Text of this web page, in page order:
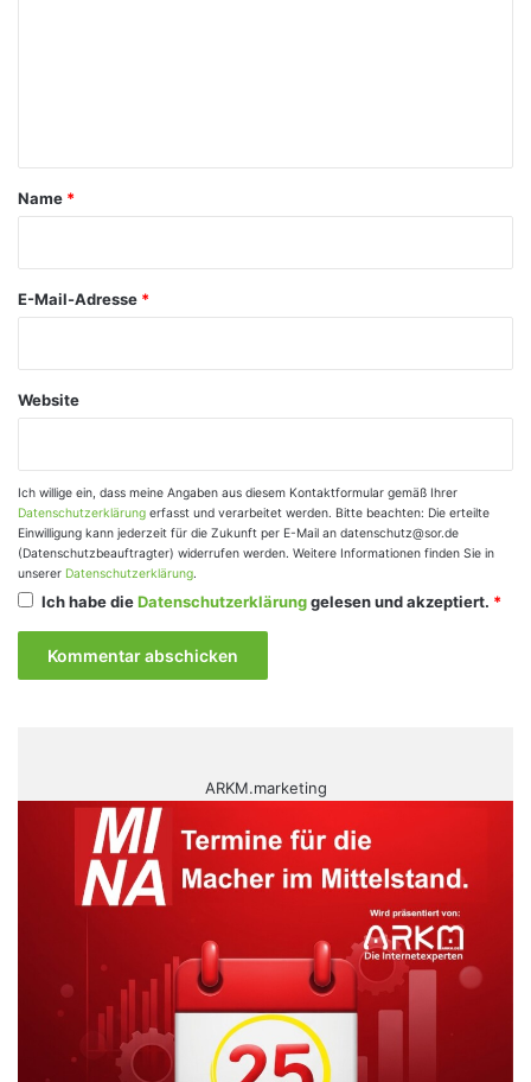
a
Name *
E-Mail-Adresse *
Website
Ich willige ein, dass meine Angaben aus diesem Kontaktformular gemäß Ihrer
Datenschutzerklärung erfasst und verarbeitet werden. Bitte beachten: Die erteilte
Einwilligung kann jederzeit für die Zukunft per E-Mail an datenschutz@sor.de
(Datenschutzbeauftragter) widerrufen werden. Weitere Informationen finden Sie in
unserer Datenschutzerklärung.
Ich habe dieDatenschutzerklärunggelesen und akzeptiert. *
ARKM.marketing